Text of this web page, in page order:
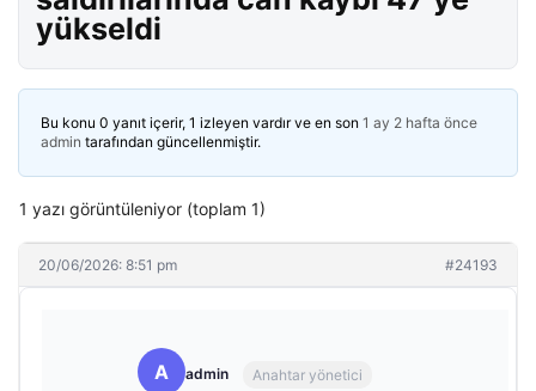
yükseldi
Bu konu 0 yanıt içerir, 1 izleyen vardır ve en son 1 ay 2 hafta önce
admin tarafından güncellenmiştir.
1 yazı görüntüleniyor (toplam 1)
20/06/2026: 8:51 pm #24193
A admin Anahtar yönetici